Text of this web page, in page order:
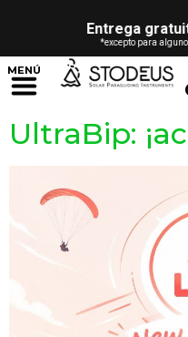
Entrega
*excepto para
MENÚ
UltraBip: